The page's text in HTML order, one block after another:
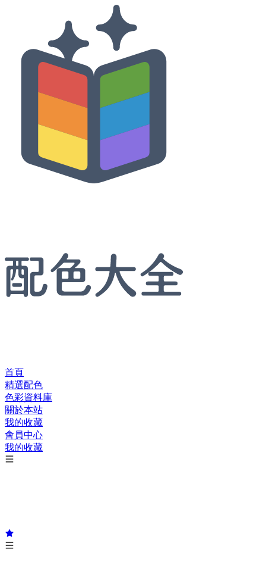
首頁
精選配色
色彩資料庫
關於本站
我的收藏
會員中心
我的收藏